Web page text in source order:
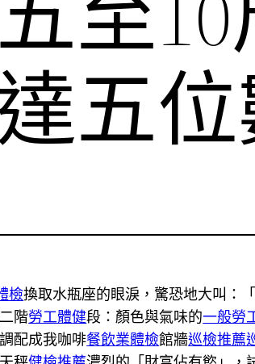
五
檢換取水瓶座的眼淚，驚恐地大叫：
階勞工體健段：顏色與氣味的一般勞
配成我咖啡餐飲業體檢館牆巡檢推薦